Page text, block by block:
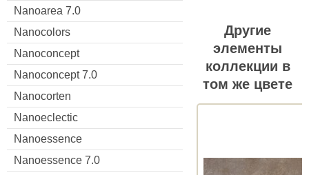
Nanoarea 7.0
Nanocolors
Nanoconcept
Nanoconcept 7.0
Nanocorten
Nanoeclectic
Nanoessence
Nanoessence 7.0
Другие
элементы
коллекции в
том же цвете